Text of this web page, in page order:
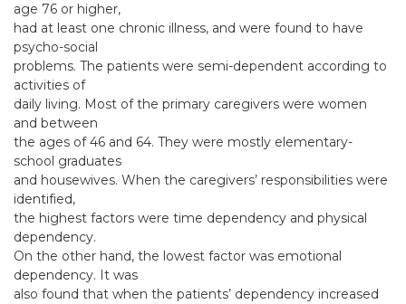
age 76 or higher,
had at least one chronic illness, and were found to have
psycho-social
problems. The patients were semi-dependent according to
activities of
daily living. Most of the primary caregivers were women
and between
the ages of 46 and 64. They were mostly elementary-
school graduates
and housewives. When the caregivers’ responsibilities were
identified,
the highest factors were time dependency and physical
dependency.
On the other hand, the lowest factor was emotional
dependency. It was
also found that when the patients’ dependency increased